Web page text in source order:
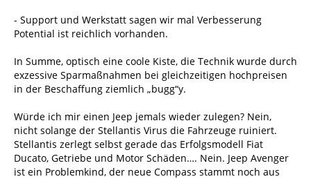
- Support und Werkstatt sagen wir mal Verbesserung
Potential ist reichlich vorhanden.
In Summe, optisch eine coole Kiste, die Technik wurde durch
exzessive Sparmaßnahmen bei gleichzeitigen hochpreisen
in der Beschaffung ziemlich „bugg“y.
Würde ich mir einen Jeep jemals wieder zulegen? Nein,
nicht solange der Stellantis Virus die Fahrzeuge ruiniert.
Stellantis zerlegt selbst gerade das Erfolgsmodell Fiat
Ducato, Getriebe und Motor Schäden…. Nein. Jeep Avenger
ist ein Problemkind, der neue Compass stammt noch aus